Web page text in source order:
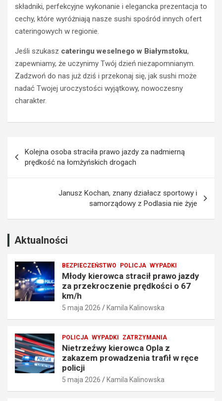
składniki, perfekcyjne wykonanie i elegancka prezentacja to
cechy, które wyróżniają nasze sushi spośród innych ofert
cateringowych w regionie.
Jeśli szukasz cateringu weselnego w Białymstoku,
zapewniamy, że uczynimy Twój dzień niezapomnianym.
Zadzwoń do nas już dziś i przekonaj się, jak sushi może
nadać Twojej uroczystości wyjątkowy, nowoczesny
charakter.
wpisu
Kolejna osoba straciła prawo jazdy za nadmierną
prędkość na łomżyńskich drogach
Janusz Kochan, znany działacz sportowy i
samorządowy z Podlasia nie żyje
Aktualności
BEZPIECZEŃSTWO POLICJA WYPADKI
Młody kierowca stracił prawo jazdy
za przekroczenie prędkości o 67
km/h
5 maja 2026 Kamila Kalinowska
POLICJA WYPADKI ZATRZYMANIA
Nietrzeźwy kierowca Opla z
zakazem prowadzenia trafił w ręce
policji
5 maja 2026 Kamila Kalinowska
a
c
p
a
o
z
z
p
k
o
z
n
e
r
ę
d
k
o
ś
o
w
c
O
p
z
z
k
e
p
a
z
n
a
f
w
ę